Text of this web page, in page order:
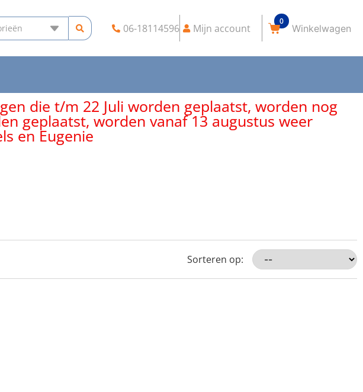
06-18114596 Mijn account
0
die t/m 22 Juli worden geplaatst, worden nog
geplaatst, worden vanaf 13 augustus weer
en Eugenie
Sorteren op: